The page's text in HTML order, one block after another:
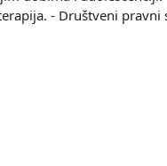
- Društveni